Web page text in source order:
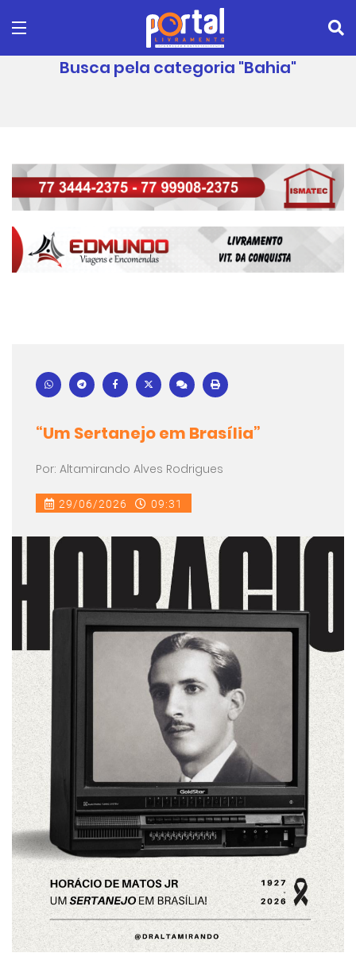
Busca pela categoria "Bahia"
“Um Sertanejo em Brasília”
Por: Altamirando Alves Rodrigues
29/06/2026 09:31